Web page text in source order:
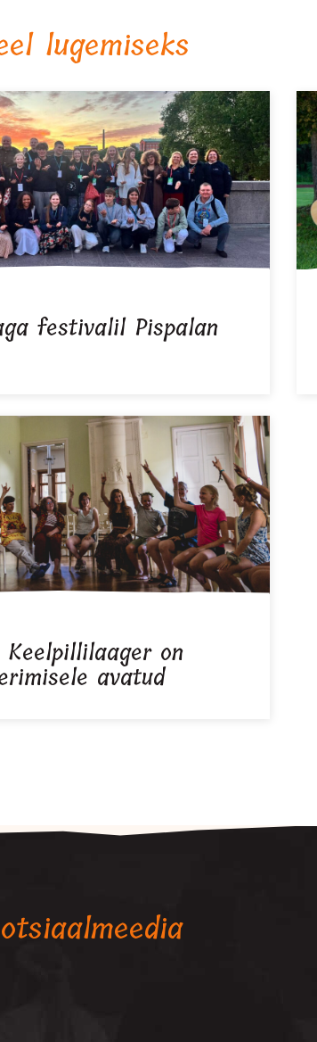
lugemiseks
festivalil Pispalan
Keelpillilaager on
avatud